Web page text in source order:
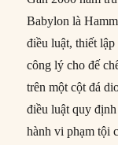
Babylon là
điều luật, thiết
công lý cho đế
trên một cột đá
điều luật quy
hành vi phạm tội